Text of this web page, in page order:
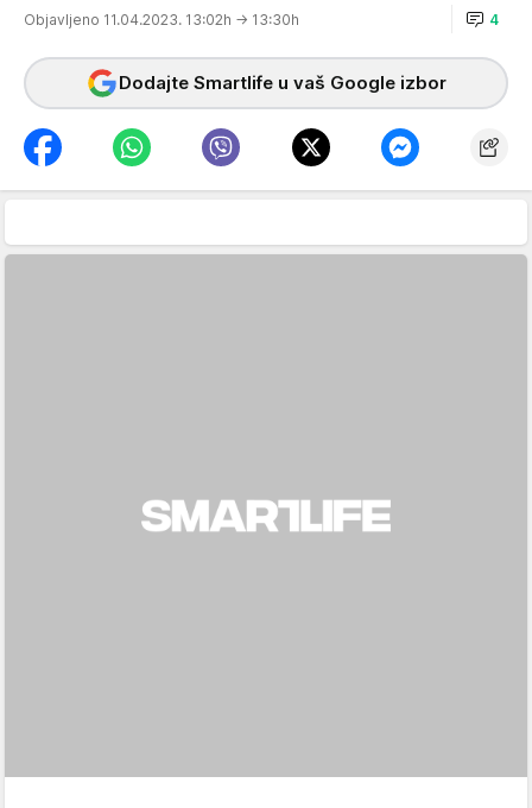
Objavljeno 11.04.2023. 13:02h → 13:30h 4
Dodajte Smartlife u vaš Google izbor